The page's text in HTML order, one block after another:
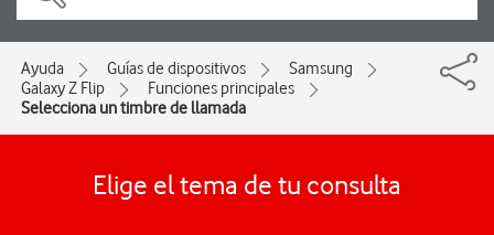
Ayuda Guías de dispositivos
Samsung
Galaxy Z Flip
Funciones principales
Selecciona un timbre de llamada
Elige el tema de tu consulta